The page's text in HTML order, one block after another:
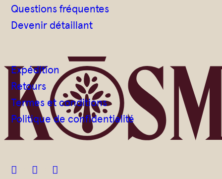
Questions fréquentes
Devenir détaillant
Expédition
Retours
Termes et conditions
Politique de confidentialité
  